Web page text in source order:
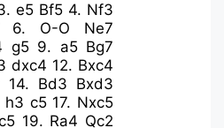
e5 Bf5 4. Nf3
6. O-O
Ne7
g5 9. a5 Bg7
dxc4 12. Bxc4
14. Bd3 Bxd3
h3 c5 17. Nxc5
19. Ra4 Qc2